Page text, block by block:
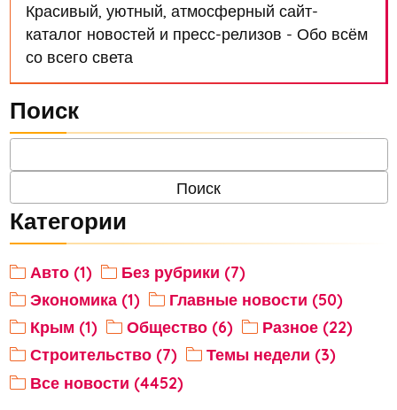
Красивый, уютный, атмосферный сайт-
каталог новостей и пресс-релизов - Обо всём
со всего света
Поиск
Категории
Авто (1)
Без рубрики (7)
Экономика (1)
Главные новости (50)
Крым (1)
Общество (6)
Разное (22)
Строительство (7)
Темы недели (3)
Все новости (4452)